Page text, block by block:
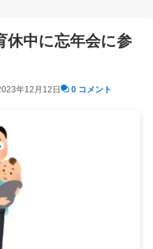
中に忘年会に参
年12月12日 0 コメント